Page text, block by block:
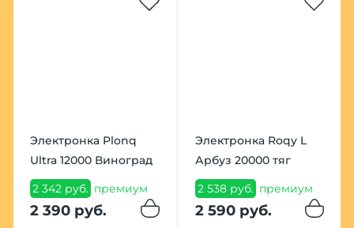
Электронка Plonq
Ultra 12000 Виноград
2 342 руб. премиум
2 390 руб.
Электронка Roqy L
Арбуз 20000 тяг
2 538 руб. премиум
2 590 руб.